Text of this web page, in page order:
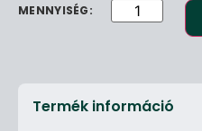
Termék információ